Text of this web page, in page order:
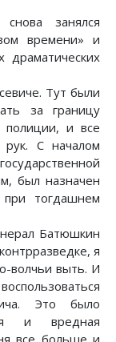
занялся
времени» и
драматических
Тут были
за границу
полиции, и все
С началом
был назначен
тогдашнем
Батюшкин
я
волчьи выть. И
Это было
и вредная